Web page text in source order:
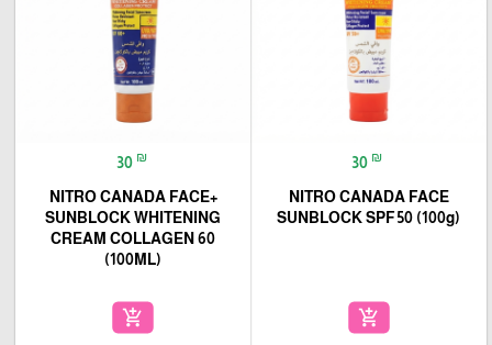
30 ₪
NITRO CANADA FACE
SUNBLOCK SPF 50 (100g)
add_shopping_cart
30 ₪
+NITRO CANADA FACE
SUNBLOCK WHITENING
CREAM COLLAGEN 60
(100ML)
add_shopping_cart